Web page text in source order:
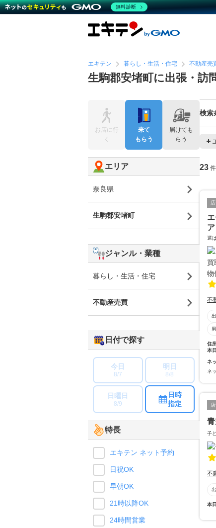
エキテン 暮らし・生活・住宅 不動産売
生駒郡安堵町に出張・訪
検索
23 件
ア
選
不
住
本
ネ
ネ
子
不
本
お店に行
く
来て
もらう
届けても
らう
エリア
奈良県
生駒郡安堵町
ジャンル・業種
暮らし・生活・住宅
不動産売買
日付で探す
今日
8/7
明日
8/8
日曜日
8/9
日時
指定
特長
エキテン ネット予約
日祝OK
早朝OK
21時以降OK
24時間営業
無料診断